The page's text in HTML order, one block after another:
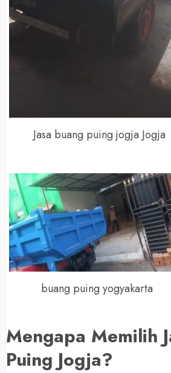
Jasa buang puing jogja Jogja
buang puing yogyakarta
Mengapa Memilih
Puing Jogja?